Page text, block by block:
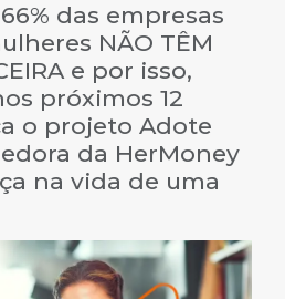
das empresas
NÃO TÊM
e por isso,
próximos 12
o projeto Adote
da HerMoney
na vida de uma